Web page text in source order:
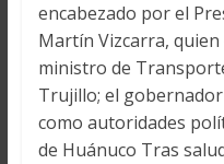
encabezado por el
Martín Vizcarra,
ministro de
Trujillo; el
como autoridades
de Huánuco Tras